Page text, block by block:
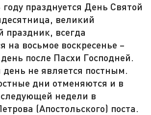
празднуется День Святой
великий
праздник, всегда
на восьмое воскресенье –
после Пасхи Господней.
не является постным.
дни отменяются и в
следующей недели в
(Апостольского) поста.